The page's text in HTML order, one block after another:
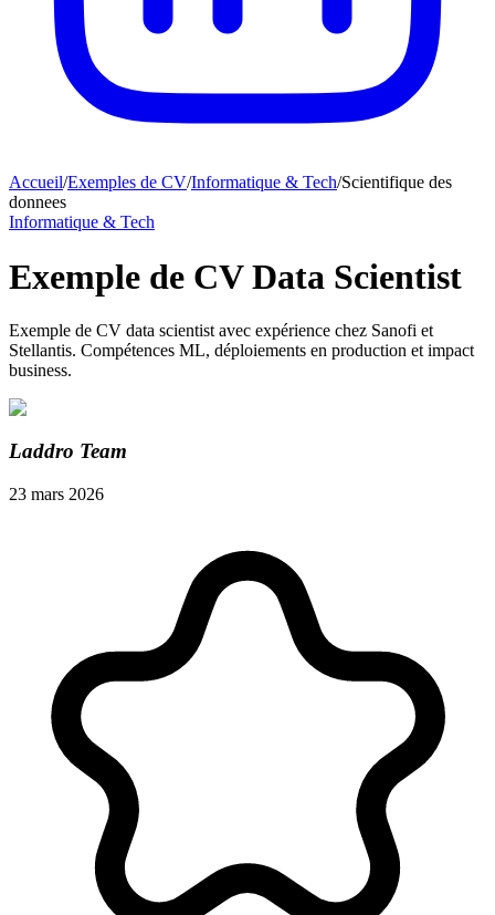
Accueil/Exemples de CV/Informatique & Tech/Scientifique des
donnees
Informatique & Tech
Exemple de CV Data Scientist
Exemple de CV data scientist avec expérience chez Sanofi et
Stellantis. Compétences ML, déploiements en production et impact
business.
Laddro Team
23 mars 2026